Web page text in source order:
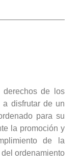
derechos de los
a disfrutar de un
para su
la promoción y
de la
ordenamiento